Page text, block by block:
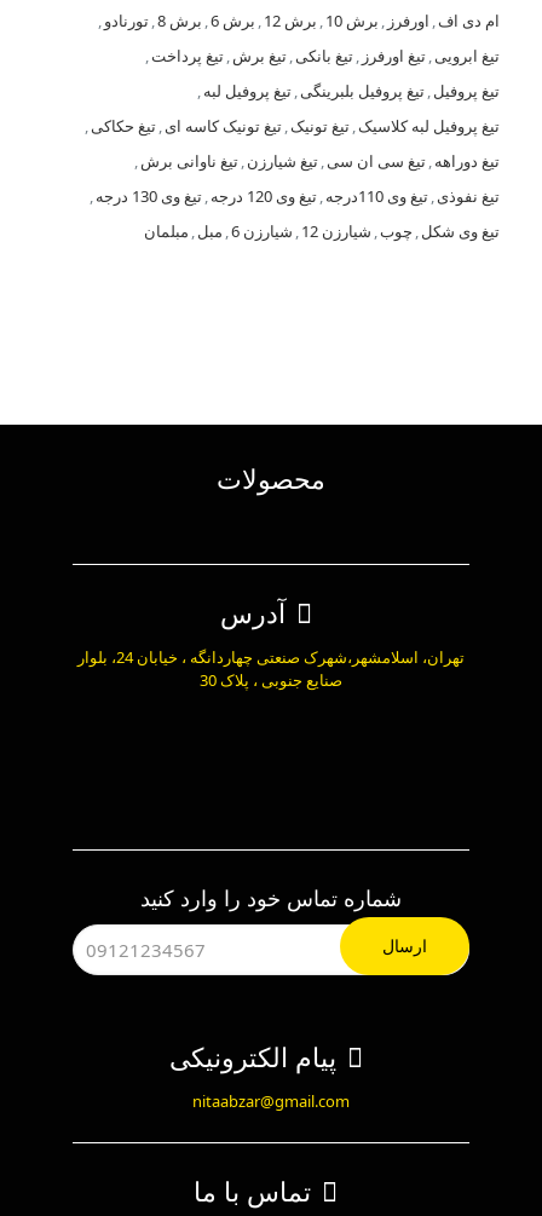
ام دی اف, اورفرز , برش 10 , برش 12 , برش 6 , برش 8 ,تورنادو,
تیغ ابرویی,تیغ اورفرز ,تیغ بانکی,تیغ برش,تیغ پرداخت,
تیغ پروفیل,تیغ پروفیل بلبرینگی,تیغ پروفیل لبه,
تیغ پروفیل لبه کلاسیک,تیغ تونیک,تیغ تونیک کاسه ای,تیغ حکاکی,
تیغ دوراهه,تیغ سی ان سی,تیغ شیارزن,تیغ ناوانی برش,
تیغ نفوذی,تیغ وی 110درجه ,تیغ وی 120 درجه ,تیغ وی 130 درجه
,
تیغ وی شکل, چوب, شیارزن 12 , شیارزن 6 , مبل, مبلمان
محصولات
آدرس
تهران، اسلامشهر،شهرک صنعتی چهاردانگه ، خیابان 24، بلوار
صنایع جنوبی ، پلاک 30
شماره تماس خود را وارد کنید
پیام الکترونیکی
nitaabzar@gmail.com
تماس با ما